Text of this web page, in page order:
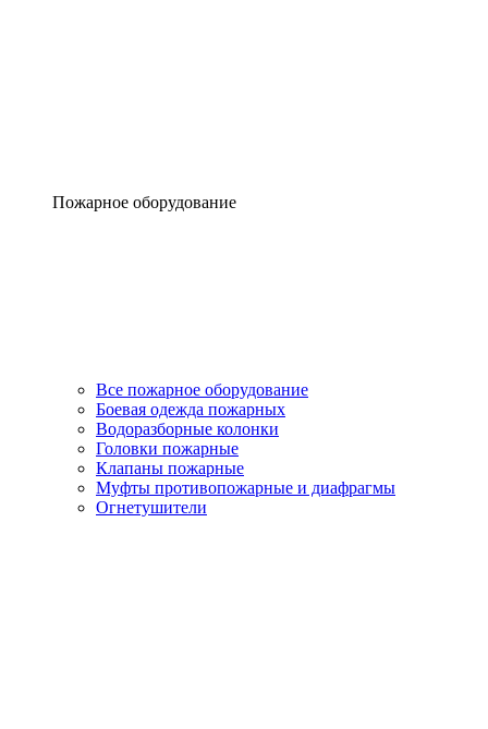
Пожарное оборудование
Все пожарное оборудование
Боевая одежда пожарных
Водоразборные колонки
Головки пожарные
Клапаны пожарные
Муфты противопожарные и диафрагмы
Огнетушители